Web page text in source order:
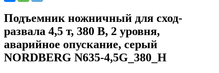
Подъемник ножничный для сход-
развала 4,5 т, 380 В, 2 уровня,
аварийное опускание, серый
NORDBERG N635-4,5G_380_H